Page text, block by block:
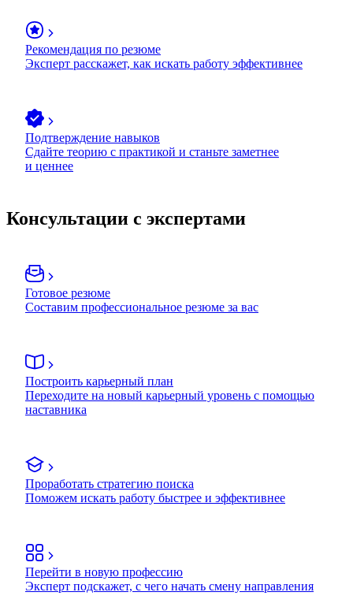
Рекомендация по резюме
Эксперт расскажет, как искать работу эффективнее
Подтверждение навыков
Сдайте теорию с практикой и станьте заметнее
и ценнее
Консультации с экспертами
Готовое резюме
Составим профессиональное резюме за вас
Построить карьерный план
Переходите на новый карьерный уровень с помощью
наставника
Проработать стратегию поиска
Поможем искать работу быстрее и эффективнее
Перейти в новую профессию
Эксперт подскажет, с чего начать смену направления